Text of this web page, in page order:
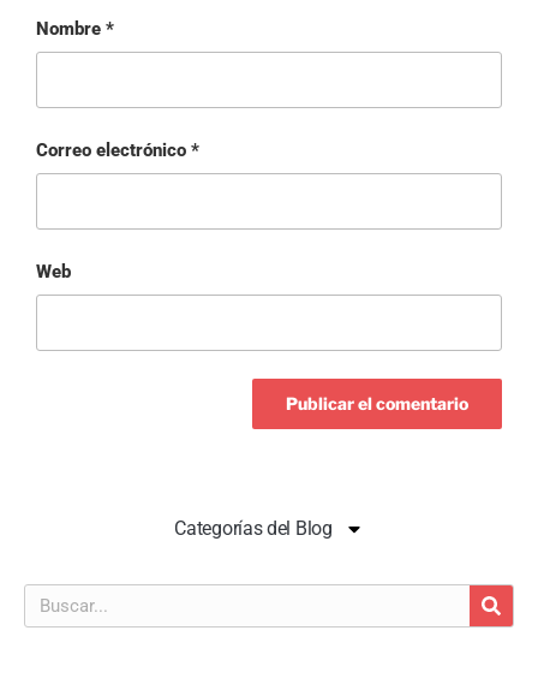
Nombre *
Correo electrónico *
Web
Categorías del Blog